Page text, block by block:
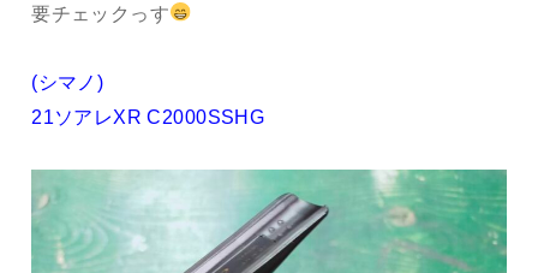
要チェックっす
(シマノ)
21ソアレXR C2000SSHG